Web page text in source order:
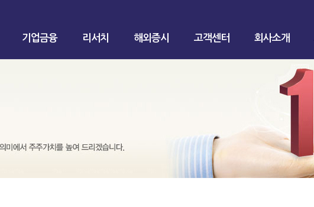
기업금융 리서치 해외증시 고객센터 회사소개